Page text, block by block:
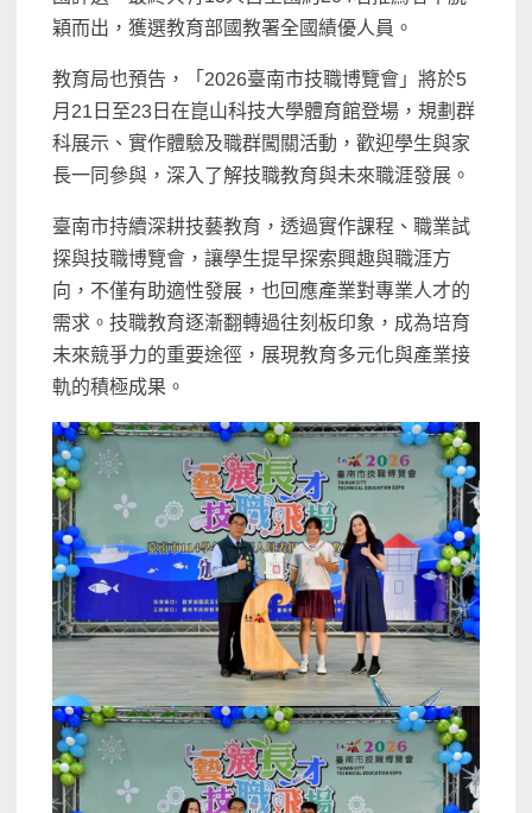
穎而出，獲選教育部國教署全國績優人員。
教育局也預告，「2026臺南市技職博覽會」將於5
月21日至23日在崑山科技大學體育館登場，規劃群
科展示、實作體驗及職群闖關活動，歡迎學生與家
長一同參與，深入了解技職教育與未來職涯發展。
臺南市持續深耕技藝教育，透過實作課程、職業試
探與技職博覽會，讓學生提早探索興趣與職涯方
向，不僅有助適性發展，也回應產業對專業人才的
需求。技職教育逐漸翻轉過往刻板印象，成為培育
未來競爭力的重要途徑，展現教育多元化與產業接
軌的積極成果。